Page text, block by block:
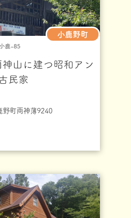
小鹿野町
小鹿-85
山に建つ昭和アン
民家
野町両神薄9240